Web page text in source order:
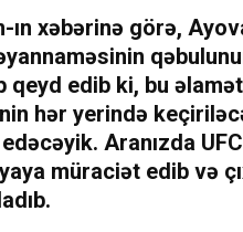
-ın xəbərinə görə,
qeyd edib ki, bu
hər yerində
Aranızda
müraciət edib və